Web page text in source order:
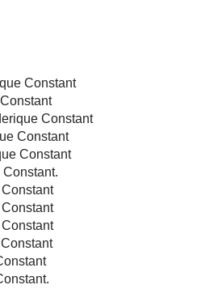
Constant
Constant
Constant
Constant